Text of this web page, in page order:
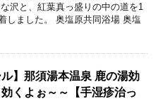
沢と、紅葉真っ盛りの中の道を1
しました。 奥塩原共同浴場 奥塩
ル】那須湯本温泉 鹿の湯効
くよぉ～～【手湿疹治っ